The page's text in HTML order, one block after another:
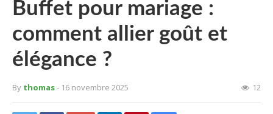
Buffet pour mariage :
comment allier goût et
élégance ?
By thomas- 16 novembre 2025 12